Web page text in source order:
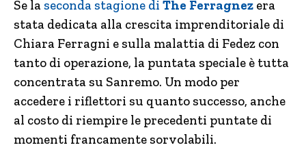
Se la seconda stagione di The Ferragnez era
stata dedicata alla crescita imprenditoriale di
Chiara Ferragni e sulla malattia di Fedez con
tanto di operazione, la puntata speciale è tutta
concentrata su Sanremo. Un modo per
accedere i riflettori su quanto successo, anche
al costo di riempire le precedenti puntate di
momenti francamente sorvolabili.